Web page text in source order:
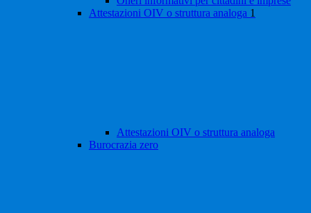
Attestazioni OIV o struttura analoga 1
Attestazioni OIV o struttura analoga
Burocrazia zero